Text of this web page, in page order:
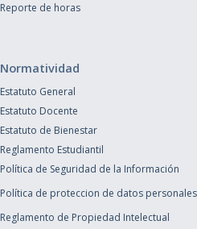
Reporte de horas
Normatividad
Estatuto General
Estatuto Docente
Estatuto de Bienestar
Reglamento Estudiantil
Política de Seguridad de la Información
Política de proteccion de datos personales
Reglamento de Propiedad Intelectual